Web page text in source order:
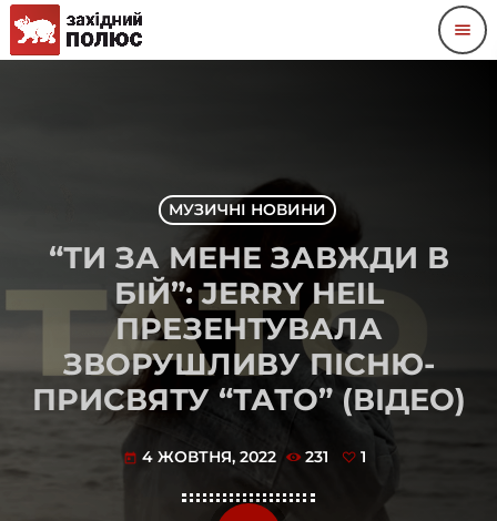
menu
МУЗИЧНІ НОВИНИ
“ТИ ЗА МЕНЕ ЗАВЖДИ В
БІЙ”: JERRY HEIL
ПРЕЗЕНТУВАЛА
ЗВОРУШЛИВУ ПІСНЮ-
ПРИСВЯТУ “ТАТО” (ВІДЕО)
today 4 ЖОВТНЯ, 2022 231 1